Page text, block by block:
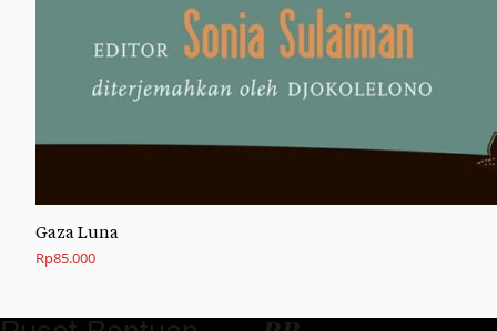
Gaza Luna
Rp85.000